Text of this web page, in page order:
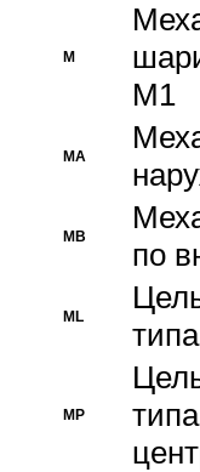
M
M1
MA
MB
по
ML
MP